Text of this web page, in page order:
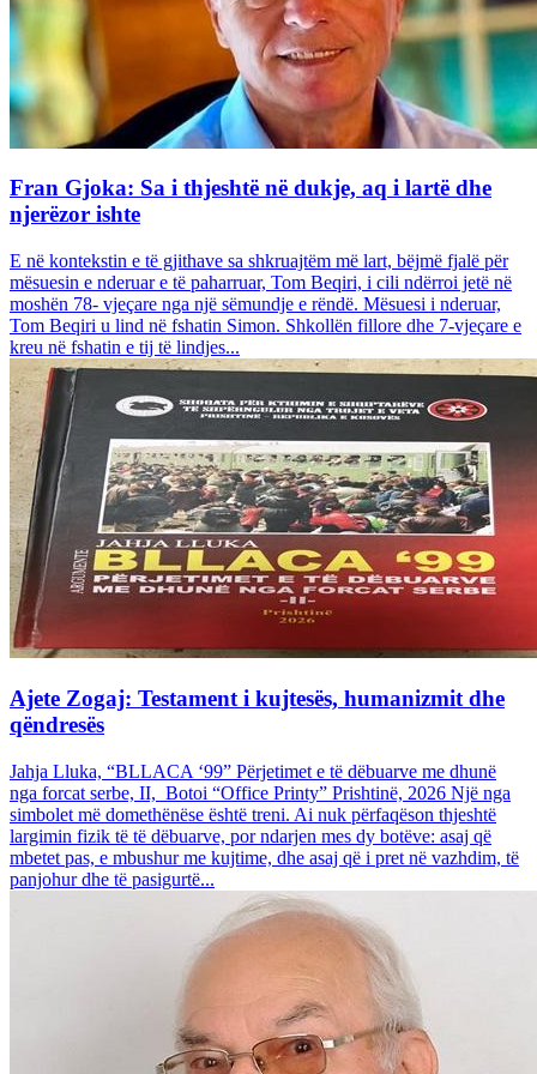
Fran Gjoka: Sa i thjeshtë në dukje, aq i lartë dhe
njerëzor ishte
E në kontekstin e të gjithave sa shkruajtëm më lart, bëjmë fjalë për
mësuesin e nderuar e të paharruar, Tom Beqiri, i cili ndërroi jetë në
moshën 78- vjeçare nga një sëmundje e rëndë. Mësuesi i nderuar,
Tom Beqiri u lind në fshatin Simon. Shkollën fillore dhe 7-vjeçare e
kreu në fshatin e tij të lindjes...
Ajete Zogaj: Testament i kujtesës, humanizmit dhe
qëndresës
Jahja Lluka, “BLLACA ‘99” Përjetimet e të dëbuarve me dhunë
nga forcat serbe, II, Botoi “Office Printy” Prishtinë, 2026 Një nga
simbolet më domethënëse është treni. Ai nuk përfaqëson thjeshtë
largimin fizik të të dëbuarve, por ndarjen mes dy botëve: asaj që
mbetet pas, e mbushur me kujtime, dhe asaj që i pret në vazhdim, të
panjohur dhe të pasigurtë...